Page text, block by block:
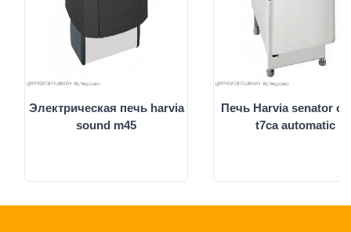
Электрическая печь harvia
sound m45
Печь Harvia senator
t7ca automatic